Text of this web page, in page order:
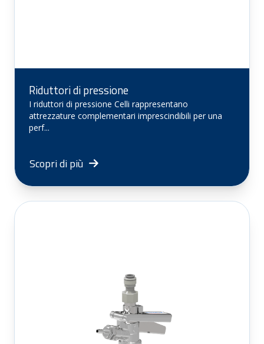
Riduttori di pressione
I riduttori di pressione Celli rappresentano
attrezzature complementari imprescindibili per una
perf...
Scopri di più